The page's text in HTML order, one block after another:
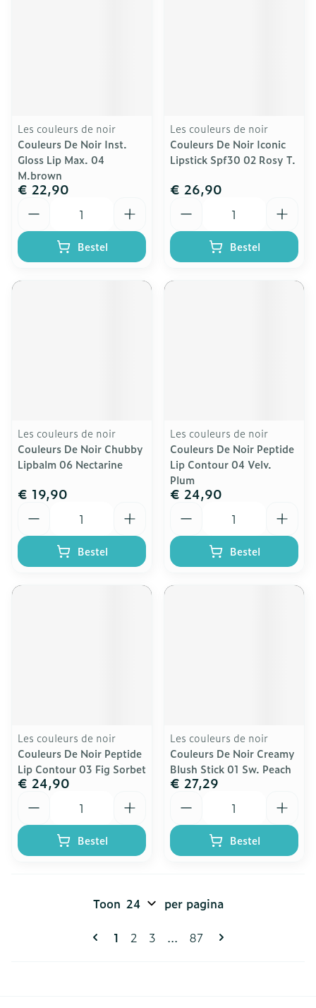
Les couleurs de noir
Couleurs De Noir Inst.
Gloss Lip Max. 04
M.brown
€ 22,90
Bestel
Les couleurs de noir
Couleurs De Noir Iconic
Lipstick Spf30 02 Rosy T.
€ 26,90
Bestel
Les couleurs de noir
Couleurs De Noir Chubby
Lipbalm 06 Nectarine
€ 19,90
Bestel
Les couleurs de noir
Couleurs De Noir Peptide
Lip Contour 04 Velv.
Plum
€ 24,90
Bestel
Les couleurs de noir
Couleurs De Noir Peptide
Lip Contour 03 Fig Sorbet
€ 24,90
Bestel
Les couleurs de noir
Couleurs De Noir Creamy
Blush Stick 01 Sw. Peach
€ 27,29
Bestel
Pagina's
U lees momenteel pagina
1 Pagina
2 Pagina
3 ... Pagina
87
Toon per pagina